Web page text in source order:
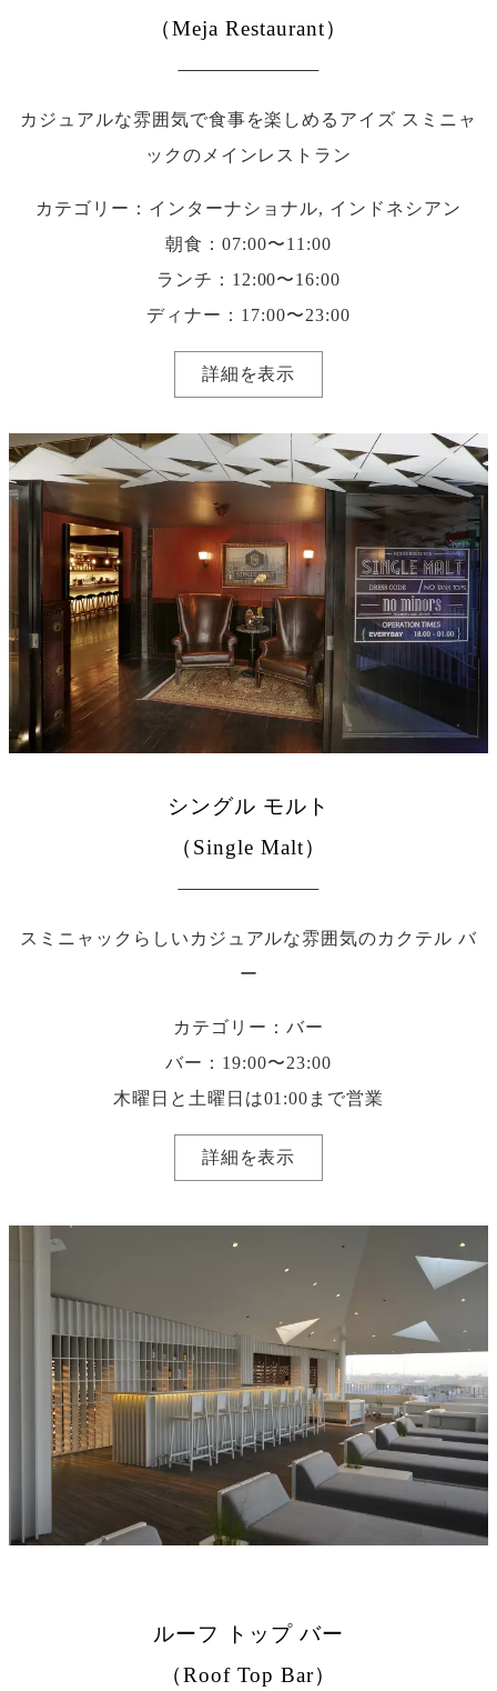
（Meja Restaurant）
カジュアルな雰囲気で食事を楽しめるアイズ スミニャ
ックのメインレストラン
カテゴリー：インターナショナル, インドネシアン
朝食：07:00〜11:00
ランチ：12:00〜16:00
ディナー：17:00〜23:00
詳細を表示
シングル モルト
（Single Malt）
スミニャックらしいカジュアルな雰囲気のカクテル バ
ー
カテゴリー：バー
バー：19:00〜23:00
木曜日と土曜日は01:00まで営業
詳細を表示
ルーフ トップ バー
（Roof Top Bar）